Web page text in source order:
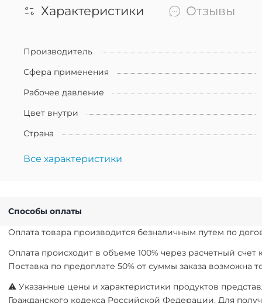
Характеристики Отзывы
Производитель
Сфера применения
Рабочее давление
Цвет внутри
Страна
Все характеристики
Способы оплаты
Оплата товара производится безналичным путем по
Оплата происходит в объеме 100% через расчетный
Поставка по предоплате 50% от суммы заказа
⚠ Указанные цены и характеристики продуктов
Гражданского кодекса Российской Федерации. Для